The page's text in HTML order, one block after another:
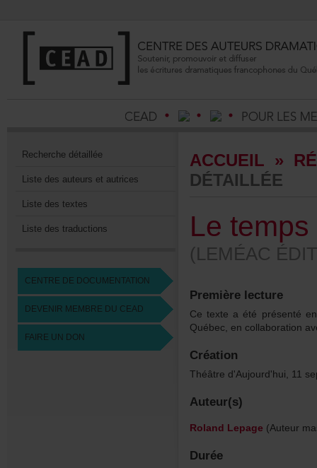
Recherchedétaillée
Listedesauteursetautrices
Listedestextes
Listedestraductions
CENTREDEDOCUMENTATION
DEVENIRMEMBREDUCEAD
FAIREUNDON
ACCUEIL »
DÉTAILLÉE
Premièrelecture
Création
Auteur(s)
RolandLepage
Durée